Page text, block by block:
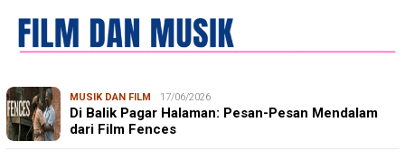
MUSIK DAN FILM 17/06/2026
Di Balik Pagar Halaman: Pesan-Pesan Mendalam
dari Film Fences